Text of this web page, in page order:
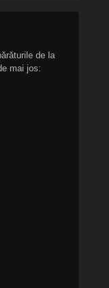
de la
mai jos: